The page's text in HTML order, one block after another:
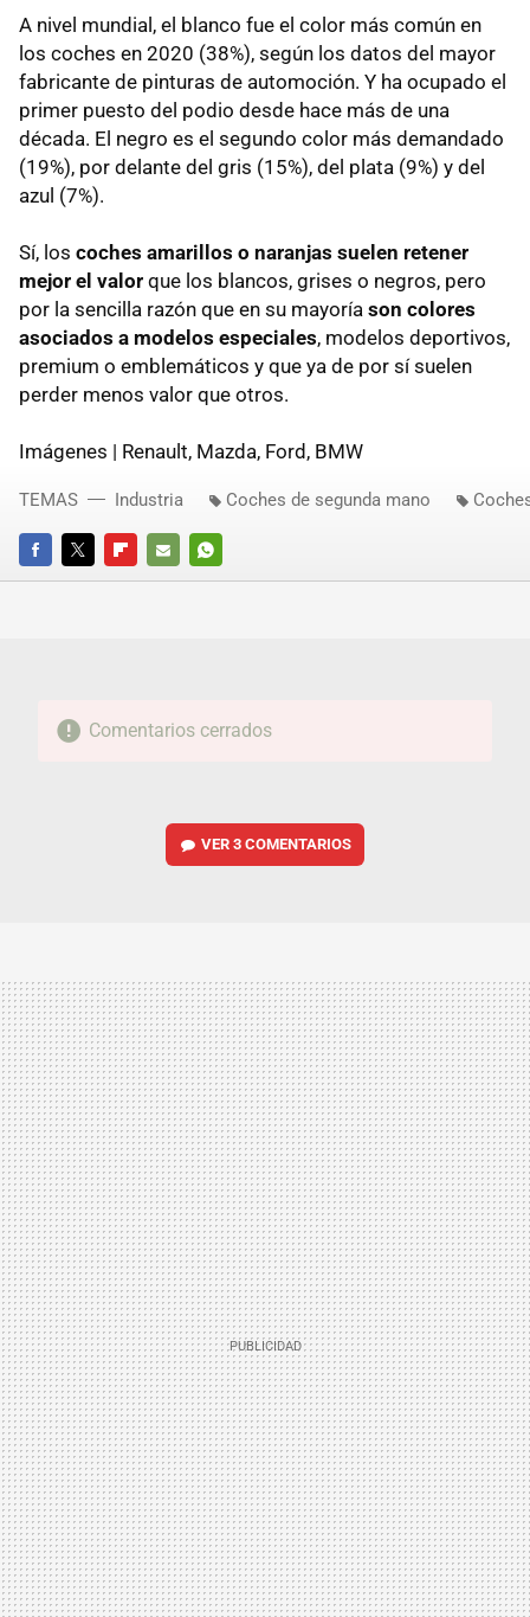
A nivel mundial, el blanco fue el color más común en
los coches en 2020 (38%), según los datos del mayor
fabricante de pinturas de automoción. Y ha ocupado el
primer puesto del podio desde hace más de una
década. El negro es el segundo color más demandado
(19%), por delante del gris (15%), del plata (9%) y del
azul (7%).
Sí, los coches amarillos o naranjas suelen retener
mejor el valor que los blancos, grises o negros, pero
por la sencilla razón que en su mayoría son colores
asociados a modelos especiales, modelos deportivos,
premium o emblemáticos y que ya de por sí suelen
perder menos valor que otros.
Imágenes | Renault, Mazda, Ford, BMW
FACEBOOKTWITTERFLIPBOARD
E-
WHATSAPP
TEMAS Industria Coches de segunda mano
Comentarios cerrados
VER3 COMENTARIOS